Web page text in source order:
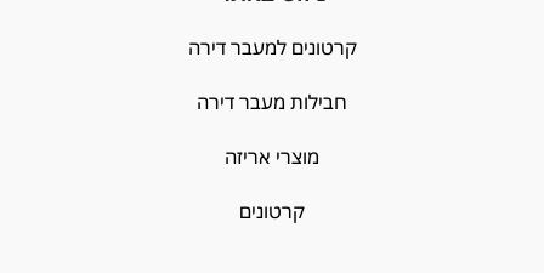
קרטונים למעבר דירה
חבילות מעבר דירה
מוצרי אריזה
קרטונים